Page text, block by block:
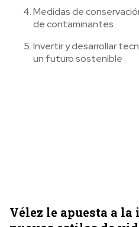
Medidas de
de contaminantes
Invertir y desarrollar
un futuro sostenible
Vélez le apuesta a